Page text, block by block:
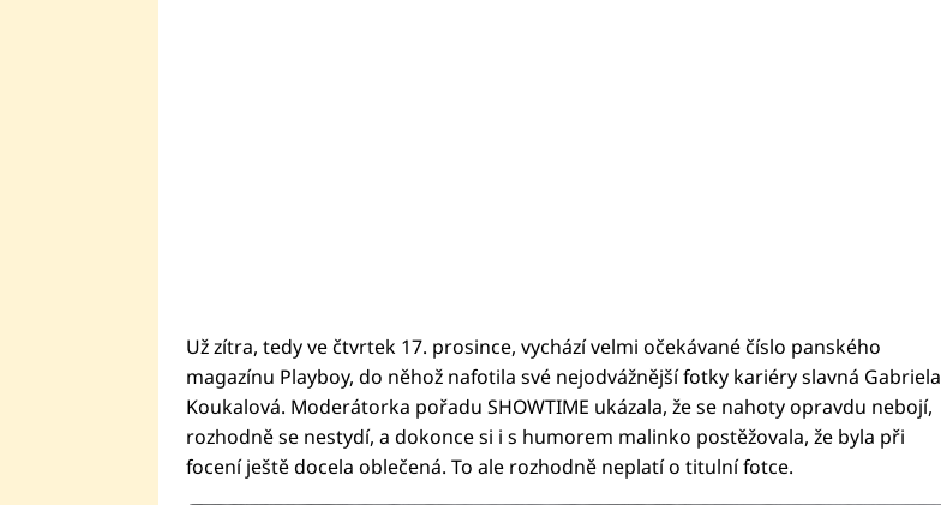
Už zítra, tedy ve čtvrtek 17. prosince, vychází velmi očekávané číslo panského
magazínu Playboy, do něhož nafotila své nejodvážnější fotky kariéry slavná Gabriela
Koukalová. Moderátorka pořadu SHOWTIME ukázala, že se nahoty opravdu nebojí,
rozhodně se nestydí, a dokonce si i s humorem malinko postěžovala, že byla při
focení ještě docela oblečená. To ale rozhodně neplatí o titulní fotce.